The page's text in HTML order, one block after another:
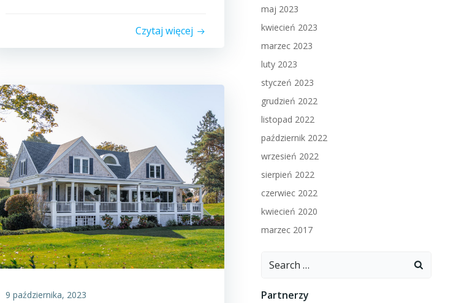
Czytaj więcej
9 października, 2023
maj 2023
kwiecień 2023
marzec 2023
luty 2023
styczeń 2023
grudzień 2022
listopad 2022
październik 2022
wrzesień 2022
sierpień 2022
czerwiec 2022
kwiecień 2020
marzec 2017
Search
Partnerzy